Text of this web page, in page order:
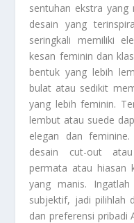
sentuhan ekstra
desain yang
seringkali memiliki
kesan feminin dan
bentuk yang lebih
bulat atau sedikit
yang lebih feminin.
lembut atau suede
elegan dan
desain cut-out
permata atau hiasan
yang manis.
subjektif, jadi pilihlah
dan preferensi pribadi